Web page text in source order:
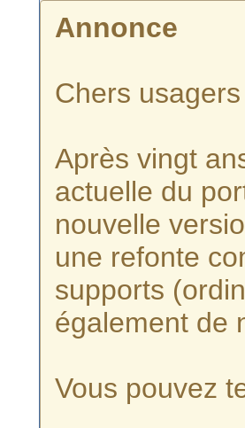
Annonce
Chers
Après vingt
actuelle du
nouvelle
une refonte
supports
également de
Vous pouvez